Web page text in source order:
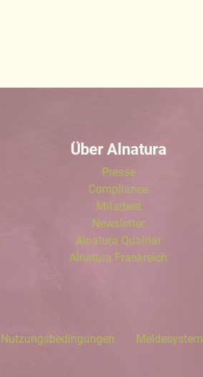
Über Alnatura
Presse
Compliance
Mitarbeit
Newsletter
Alnatura Qualität
Alnatura Frankreich
Nutzungsbedingungen Meldesystem